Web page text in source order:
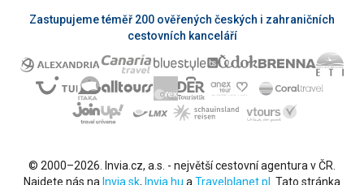
Zastupujeme téměř 200 ověřených českých i zahraničních
cestovních kanceláří
© 2000–2026. Invia.cz, a.s. - největší cestovní agentura v ČR.
Najdete nás na Invia.sk, Invia.hu a Travelplanet.pl . Tato stránka